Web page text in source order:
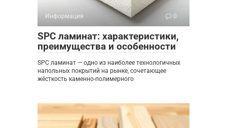
Информация 0
SPC ламинат: характеристики,
преимущества и особенности
SPC ламинат — одно из наиболее технологичных
напольных покрытий на рынке, сочетающее
жёсткость каменно-полимерного